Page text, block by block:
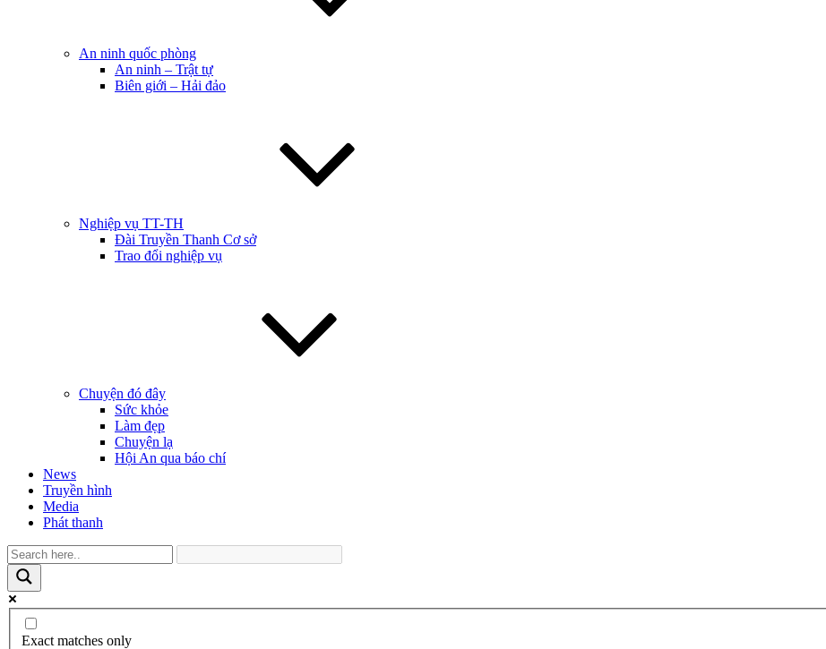
An ninh quốc phòng
An ninh – Trật tự
Biên giới – Hải đảo
Nghiệp vụ TT-TH
Đài Truyền Thanh Cơ sở
Trao đổi nghiệp vụ
Chuyện đó đây
Sức khỏe
Làm đẹp
Chuyện lạ
Hội An qua báo chí
News
Truyền hình
Media
Phát thanh
Exact matches only